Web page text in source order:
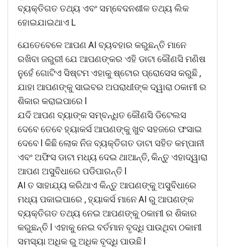
ବ୍ୟକ୍ତିଗତ ତଥ୍ୟ ଏବଂ ସମ୍ବେଦନଶୀଳ ତଥ୍ୟ ଲିକ
ହୋଇଯାଇଥାଏ L
ଯେତେବେଳେ ଆପଣ AI ବ୍ୟବହାର କରୁଛନ୍ତି ମାନେ
ରଖିବା ଜରୁରୀ ଯେ ଆପଣଙ୍କର ଏହି ଡାଟା କୌଣସି ମଣିଷ
ନୁହେଁ ଗୋଟିଏ ସିଷ୍ଟମ ଏହାକୁ ଷ୍ଟୋର ପ୍ରୋସେସ କରୁଛି ,
ଯାହା ଆପଣଙ୍କୁ ସାଇବର ଅପରାଧୀଙ୍କ ଦ୍ୱାରା ଠକାମୀ ର
ଶିକାର କରାଇପାରେ l
ଯଦି ଆପଣ ବ୍ୟାଙ୍କ ସମ୍ବନ୍ଧିତ କୌଣସି ଡିଟେଲସ
ଦେବେ ତେବେ ହ୍ୟାକର୍ସ ଆପଣଙ୍କୁ ଖୁବ ସହଜରେ ଫସାଇ
ଦେବେ l କିଛି ଲୋକ ନିଜ ବ୍ୟକ୍ତିଗତ ଡାଟା ସହିତ କମ୍ପାନୀ
ଏବଂ ଅଫିସ ଡାଟା ମଧ୍ୟ ଦେଇ ଥାଆନ୍ତି, କିନ୍ତୁ ଏହାଦ୍ୱାରା
ଆପଣ ଅସୁବିଧାରେ ପଡିପାରନ୍ତି l
AI ତ ସାହାଯ୍ୟ କରିଥାଏ କିନ୍ତୁ ଆପଣଙ୍କୁ ଅସୁବିଧାରେ
ମଧ୍ୟ ପକାଇପାରେ , ହ୍ୟାକର୍ସ ମାନେ AI ରୁ ଆପଣଙ୍କ
ବ୍ୟକ୍ତିଗତ ତଥ୍ୟ ନେଇ ଆପଣଙ୍କୁ ଠକାମୀ ର ଶିକାର
କରୁଛନ୍ତି l ଏହାକୁ ନେଇ ବର୍ତମାନ ବୃଦ୍ଧି ପାଉଥିବା ଠକାମୀ
ସମସ୍ୟା ଅଧିକ ରୁ ଅଧିକ ବୃଦ୍ଧି ପାଉଛି l